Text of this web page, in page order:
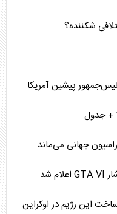
شکننده؟
پیشین آمریکا
جهانی می‌ماند
این رژیم در اوکراین